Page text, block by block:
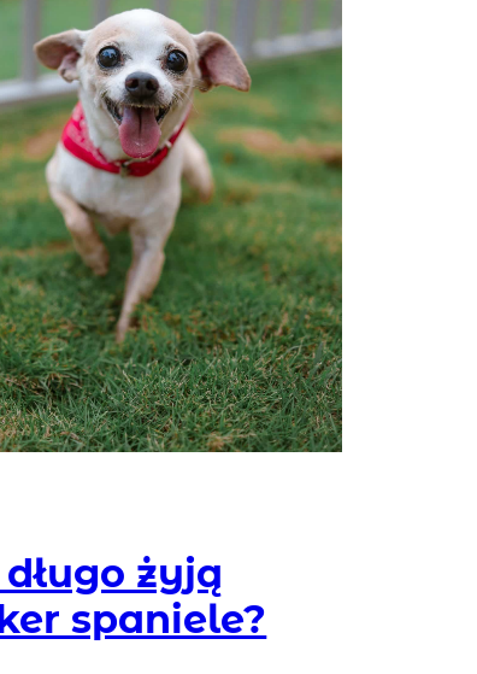
żyją
spaniele?